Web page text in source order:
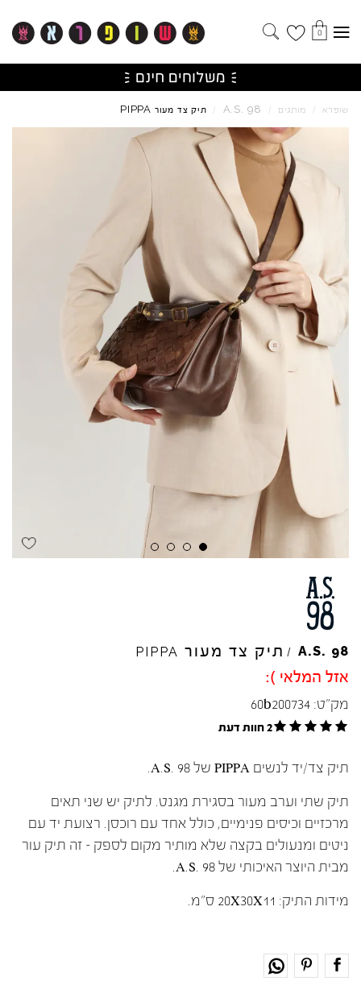
0
שופרא / מותגים /
A.S. 98
/ תיק צד מעור PIPPA
A.S. 98
/ תיק צד מעור PIPPA
אזל המלאי ):
מק"ט: 60b200734
2 חוות דעת
תיק צד/יד לנשים PIPPA של A.S. 98.
תיק שתי וערב מעור בסגירת מגנט. לתיק יש שני תאים
מרכזיים וכיסים פנימיים, כולל אחד עם רוכסן. רצועת יד עם
ניטים ומנעולים בקצה שלא מותיר מקום לספק – זה תיק עור
מבית היוצר האיכותי של A.S. 98.
מידות התיק: 20X30X11 ס"מ.